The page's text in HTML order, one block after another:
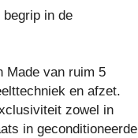
in de
Made van ruim 5
en afzet.
zowel in
in geconditioneerde